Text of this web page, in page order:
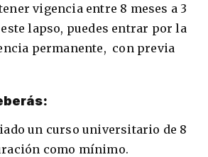
vigencia entre 8 meses a 3
lapso, puedes entrar por la
permanente, con previa
un curso universitario de 8
como mínimo.